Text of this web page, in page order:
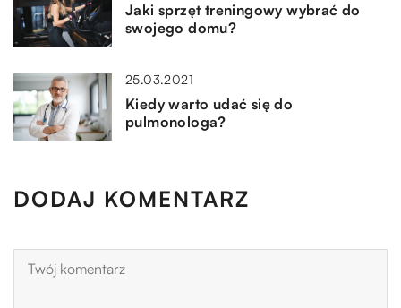
Jaki sprzęt treningowy wybrać do
swojego domu?
25.03.2021
Kiedy warto udać się do
pulmonologa?
DODAJ KOMENTARZ